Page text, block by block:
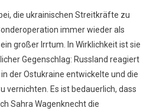
die ukrainischen Streitkräfte zu
immer wieder als
großer Irrtum. In Wirklichkeit ist sie
Gegenschlag: Russland reagiert
der Ostukraine entwickelte und die
vernichten. Es ist bedauerlich, dass
Sahra Wagenknecht die